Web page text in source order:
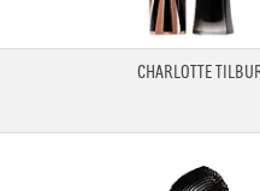
CHARLOTTE